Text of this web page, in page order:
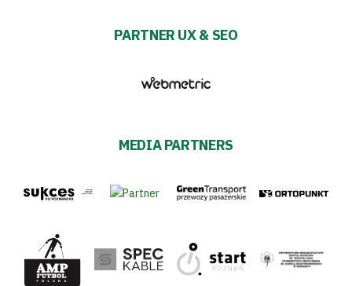
PARTNER UX & SEO
MEDIA PARTNERS